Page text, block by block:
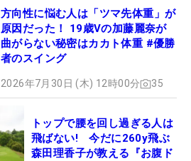
方向性に悩む人は「ツマ先体重」が
原因だった！ 19歳Vの加藤麗奈が
曲がらない秘密はカカト体重 #優勝
者のスイング
2026年7月30日 (木) 12時00分 35
トップで腰を回し過ぎる人は
飛ばない! 今だに260y飛ぶ
森田理香子が教える『お腹ド